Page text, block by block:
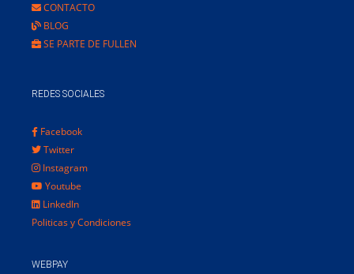
CONTACTO
BLOG
SE PARTE DE FULLEN
REDES SOCIALES
Facebook
Twitter
Instagram
Youtube
LinkedIn
Politicas y Condiciones
WEBPAY